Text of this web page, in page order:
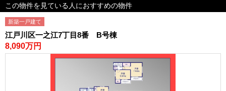
この物件を見ている人におすすめの物件
新築一戸建て
江戸川区一之江7丁目8番 B号棟
8,090万円